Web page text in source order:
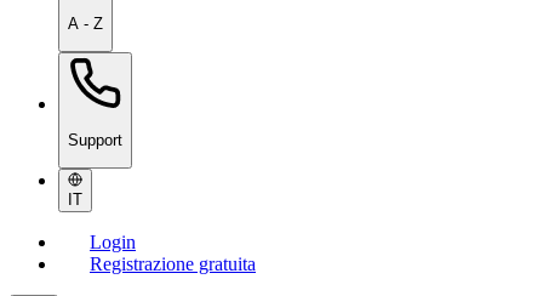
A - Z
Support
IT
Login
Registrazione gratuita